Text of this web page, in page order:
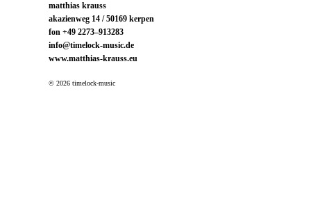
matthias krauss
akazienweg 14 / 50169 kerpen
fon +49 2273–913283
info@timelock-music.de
www.matthias-krauss.eu
© 2026 timelock-music